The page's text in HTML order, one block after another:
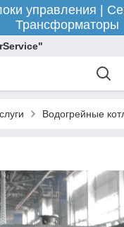
управления |
Трансформаторы
Водогрейные